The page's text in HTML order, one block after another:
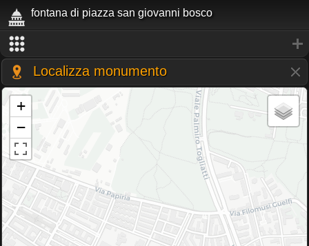
fontana di piazza san giovanni bosco
Localizza monumento
+
−